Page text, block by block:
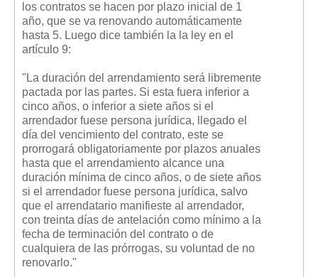
los contratos se hacen por plazo inicial de 1
año, que se va renovando automáticamente
hasta 5. Luego dice también la la ley en el
artículo 9:
"La duración del arrendamiento será libremente
pactada por las partes. Si esta fuera inferior a
cinco años, o inferior a siete años si el
arrendador fuese persona jurídica, llegado el
día del vencimiento del contrato, este se
prorrogará obligatoriamente por plazos anuales
hasta que el arrendamiento alcance una
duración mínima de cinco años, o de siete años
si el arrendador fuese persona jurídica, salvo
que el arrendatario manifieste al arrendador,
con treinta días de antelación como mínimo a la
fecha de terminación del contrato o de
cualquiera de las prórrogas, su voluntad de no
renovarlo."